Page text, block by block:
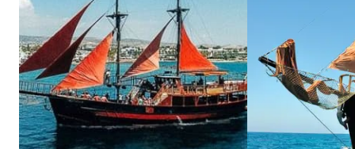
der Schönheit Zyperns. Sie ist ideal für Paare,
Familien und alle, die das Meer lieben.